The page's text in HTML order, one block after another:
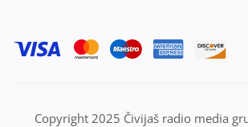
Copyright 2025 Čivijaš radio media